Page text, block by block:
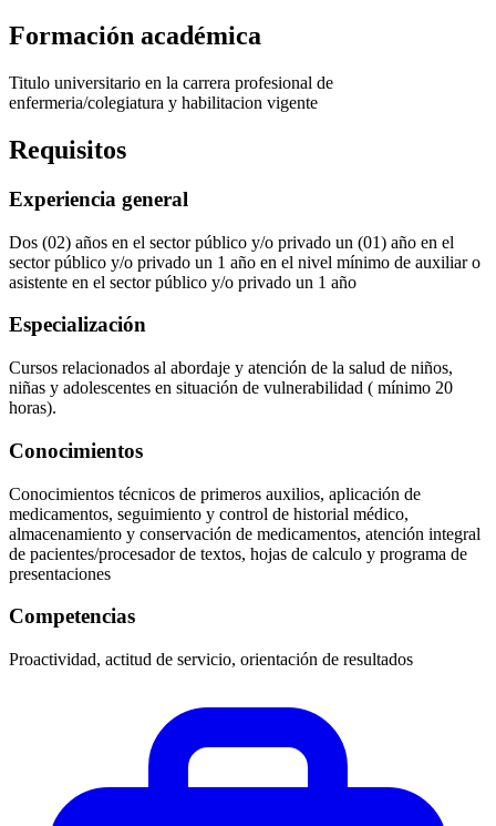
Formación académica
Titulo universitario en la carrera profesional de
enfermeria/colegiatura y habilitacion vigente
Requisitos
Experiencia general
Dos (02) años en el sector público y/o privado un (01) año en el
sector público y/o privado un 1 año en el nivel mínimo de auxiliar o
asistente en el sector público y/o privado un 1 año
Especialización
Cursos relacionados al abordaje y atención de la salud de niños,
niñas y adolescentes en situación de vulnerabilidad ( mínimo 20
horas).
Conocimientos
Conocimientos técnicos de primeros auxilios, aplicación de
medicamentos, seguimiento y control de historial médico,
almacenamiento y conservación de medicamentos, atención integral
de pacientes/procesador de textos, hojas de calculo y programa de
presentaciones
Competencias
Proactividad, actitud de servicio, orientación de resultados